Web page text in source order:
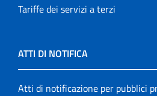
Tariffe dei servizi a terzi
ATTI DI NOTIFICA
Atti di notificazione per pubblici